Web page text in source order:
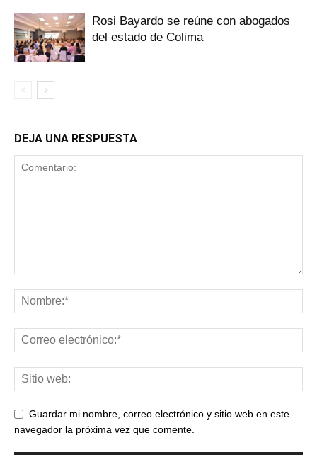
Rosi Bayardo se reúne con abogados
del estado de Colima
DEJA UNA RESPUESTA
Guardar mi nombre, correo electrónico y sitio web en este
navegador la próxima vez que comente.